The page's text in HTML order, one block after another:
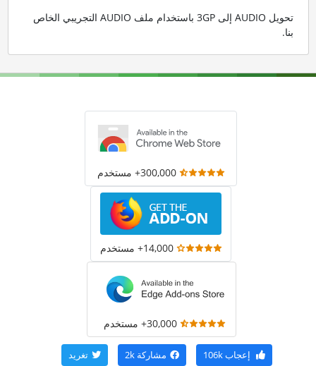
تحويل AUDIO إلى 3GP باستخدام ملف AUDIO التجريبي الخاص
بنا.
300,000+ مستخدم
14,000+ مستخدم
30,000+ مستخدم
إعجاب106k مشاركة 2k تغريد